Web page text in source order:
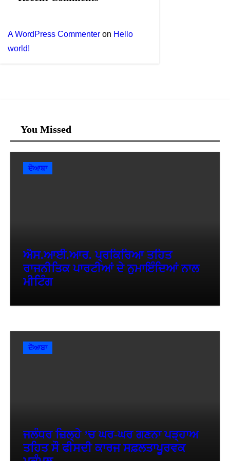
A WordPress Commenter on Hello
world!
You Missed
ਦੋਆਬਾ
ਐਸ.ਆਈ.ਆਰ. ਪ੍ਰਕਿਰਿਆ ਤਹਿਤ
ਰਾਜਨੀਤਿਕ ਪਾਰਟੀਆਂ ਦੇ ਨੁਮਾਇੰਦਿਆਂ ਨਾਲ
ਮੀਟਿੰਗ
ਦੋਆਬਾ
ਜਲੰਧਰ ਜ਼ਿਲ੍ਹੇ ’ਚ ਘਰ-ਘਰ ਗਣਨਾ ਪੜ੍ਹਾਅ
ਤਹਿਤ ਸੌ ਫੀਸਦੀ ਕਾਰਜ ਸਫ਼ਲਤਾਪੂਰਵਕ